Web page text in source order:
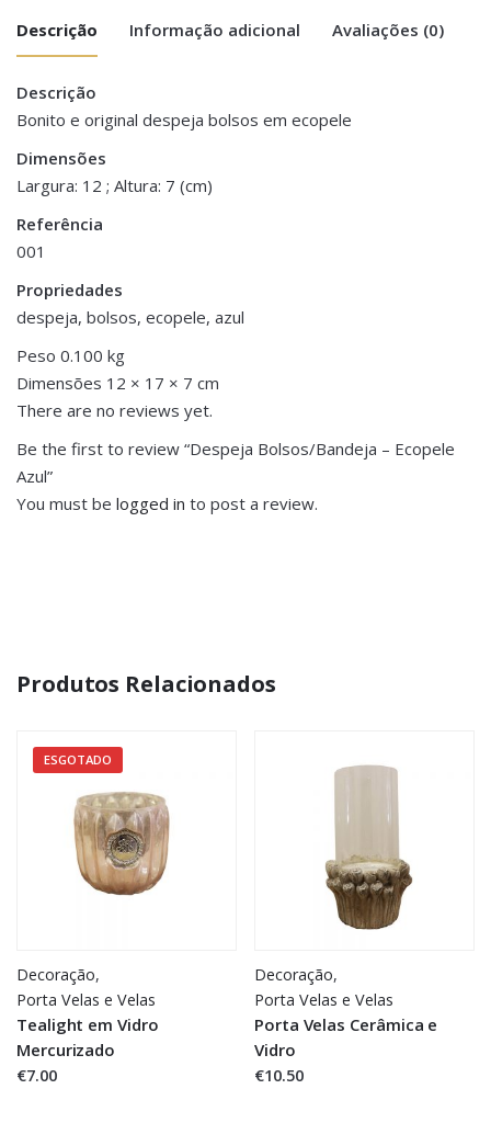
Descrição Informação adicional Avaliações (0)
Descrição
Bonito e original despeja bolsos em ecopele
Dimensões
Largura: 12 ; Altura: 7 (cm)
Referência
001
Propriedades
despeja, bolsos, ecopele, azul
Peso 0.100 kg
Dimensões 12 × 17 × 7 cm
There are no reviews yet.
Be the first to review “Despeja Bolsos/Bandeja – Ecopele
Azul”
You must be logged in to post a review.
Peso 0.100 kg
Dimensões
There are no reviews yet.
Be the first to review “Despeja
Bolsos/Bandeja – Ecopele Azul Claro”
You must be <a href="https://www.homeart.pt/minha-
conta/">logged in</a> to post a review.
Produtos Relacionados
ESGOTADO
Decoração,
Porta Velas e Velas
Tealight em Vidro
Mercurizado
€7.00
Decoração,
Porta Velas e Velas
Porta Velas Cerâmica e
Vidro
€10.50